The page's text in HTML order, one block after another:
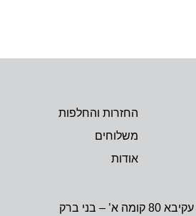
החזרות והחלפות
משלוחים
אודות
א’ – בני ברק